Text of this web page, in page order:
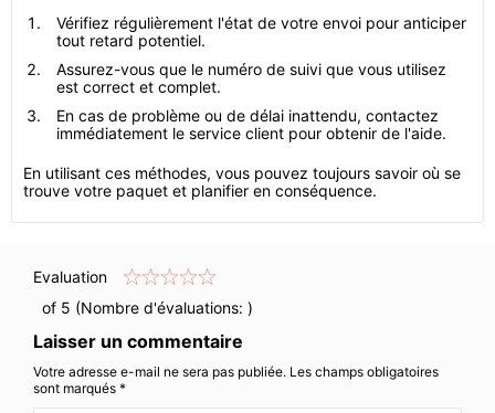
Vérifiez régulièrement l'état de votre envoi pour anticiper
tout retard potentiel.
Assurez-vous que le numéro de suivi que vous utilisez
est correct et complet.
En cas de problème ou de délai inattendu, contactez
immédiatement le service client pour obtenir de l'aide.
En utilisant ces méthodes, vous pouvez toujours savoir où se
trouve votre paquet et planifier en conséquence.
Evaluation
of 5 (Nombre d'évaluations: )
Laisser un commentaire
Votre adresse e-mail ne sera pas publiée. Les champs obligatoires
sont marqués *